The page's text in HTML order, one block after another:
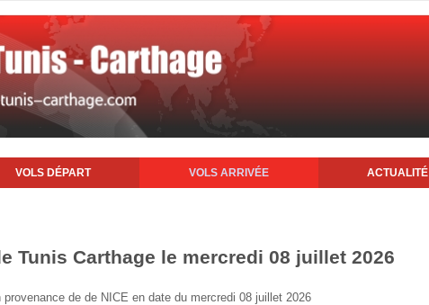
VOLS DÉPART VOLS ARRIVÉE ACTUALITÉ
Tunis Carthage le mercredi 08 juillet 2026
de de NICE en date du mercredi 08 juillet 2026